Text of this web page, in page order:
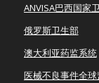
ANVISA巴西国家
俄罗斯卫生部
澳大利亚药监系统
医械不良事件全